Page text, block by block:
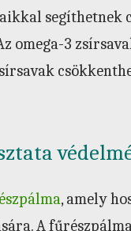
segíthetnek
omega-3
, amely
A